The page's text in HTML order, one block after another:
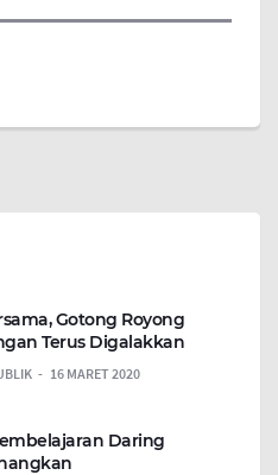
Gotong Royong
Terus Digalakkan
16 MARET 2020
Daring